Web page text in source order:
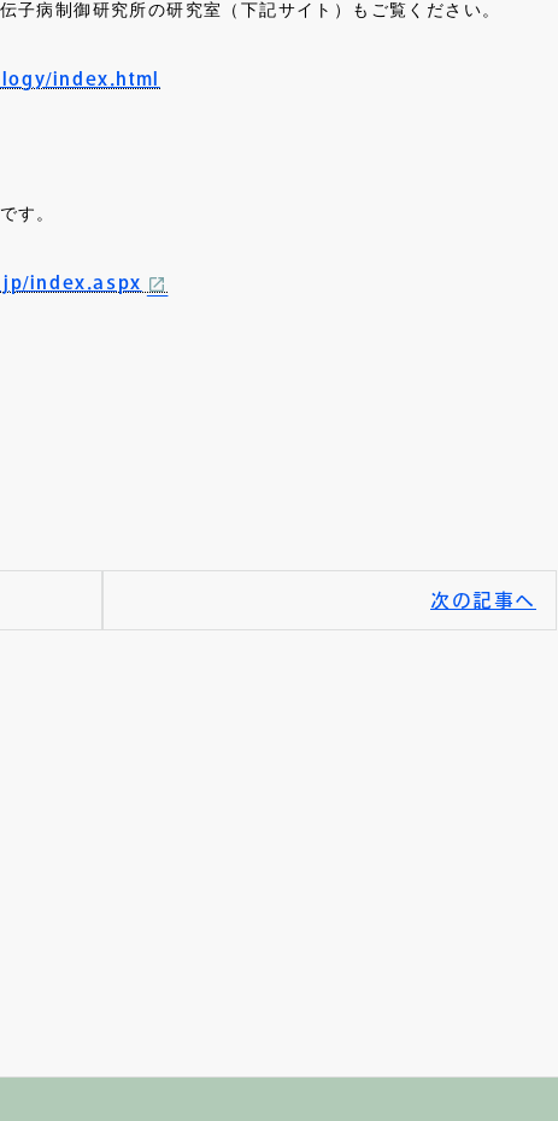
子病制御研究所の研究室（下記サイト）もご覧ください。
index.html
す。
index.aspx
次の記事へ